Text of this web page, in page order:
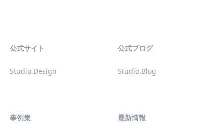
公式サイト
Studio.Design
公式ブログ
Studio.Blog
事例集 最新情報